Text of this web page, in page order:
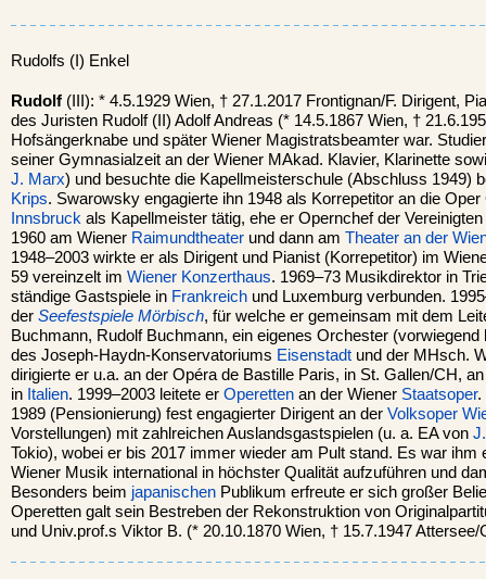
Rudolfs (I) Enkel
Rudolf (III): * 4.5.1929 Wien, † 27.1.2017 Frontignan/F. Dirigent,
des Juristen Rudolf (II) Adolf Andreas (* 14.5.1867 Wien, †
Hofsängerknabe und später Wiener Magistratsbeamter war.
seiner Gymnasialzeit an der Wiener MAkad. Klavier, Klarinette
J. Marx) und besuchte die Kapellmeisterschule (Abschluss 1949)
Krips. Swarowsky engagierte ihn 1948 als Korrepetitor an die
Innsbruck als Kapellmeister tätig, ehe er Opernchef der
1960 am Wiener Raimundtheater und dann am Theater an der
1948–2003 wirkte er als Dirigent und Pianist (Korrepetitor) im
59 vereinzelt im Wiener Konzerthaus. 1969–73 Musikdirektor in
ständige Gastspiele in Frankreich und Luxemburg verbunden.
der Seefestspiele Mörbisch, für welche er gemeinsam mit dem
Buchmann, Rudolf Buchmann, ein eigenes Orchester (vorwiegend
des Joseph-Haydn-Konservatoriums Eisenstadt und der MHsch.
dirigierte er u.a. an der Opéra de Bastille Paris, in St. Gallen/CH,
in Italien. 1999–2003 leitete er Operetten an der Wiener Staatsoper.
1989 (Pensionierung) fest engagierter Dirigent an der Volksoper
Vorstellungen) mit zahlreichen Auslandsgastspielen (u. a. EA von
Tokio), wobei er bis 2017 immer wieder am Pult stand. Es war ihm
Wiener Musik international in höchster Qualität aufzuführen und
Besonders beim japanischen Publikum erfreute er sich großer
Operetten galt sein Bestreben der Rekonstruktion von
und Univ.prof.s Viktor B. (* 20.10.1870 Wien, † 15.7.1947 Attersee/